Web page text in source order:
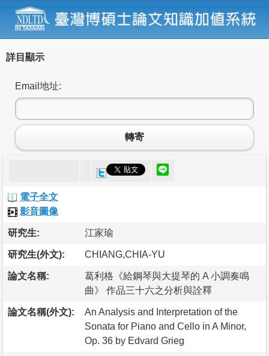
詳目顯示
Email地址:
轉寄
電子全文
影音圖像
研究生: 江家瑜
研究生(外文): CHIANG,CHIA-YU
論文名稱:
葛利格《給鋼琴與大提琴的 A 小調奏鳴
曲》 作品三十六之分析與詮釋
論文名稱(外文):
An Analysis and Interpretation of the
Sonata for Piano and Cello in A Minor,
Op. 36 by Edvard Grieg